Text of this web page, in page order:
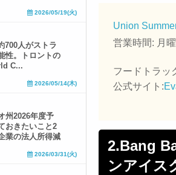
Union
営業時間: 月
フードトラッ
公式サイト:
2.Bang
ンアイス
2026/05/19(火)
700人がストラ
性。トロントの
C...
2026/05/14(木)
州2026年度予
おきたいこと2
業の法人所得減
2026/03/31(火)